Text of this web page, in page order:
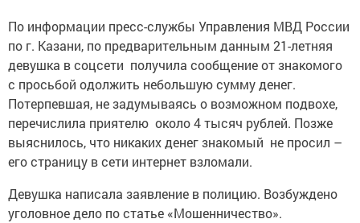
По информации пресс-службы Управления МВД России
по г. Казани, по предварительным данным 21-летняя
девушка в соцсети получила сообщение от знакомого
с просьбой одолжить небольшую сумму денег.
Потерпевшая, не задумываясь о возможном подвохе,
перечислила приятелю около 4 тысяч рублей. Позже
выяснилось, что никаких денег знакомый не просил –
его страницу в сети интернет взломали.
Девушка написала заявление в полицию. Возбуждено
уголовное дело по статье «Мошенничество».